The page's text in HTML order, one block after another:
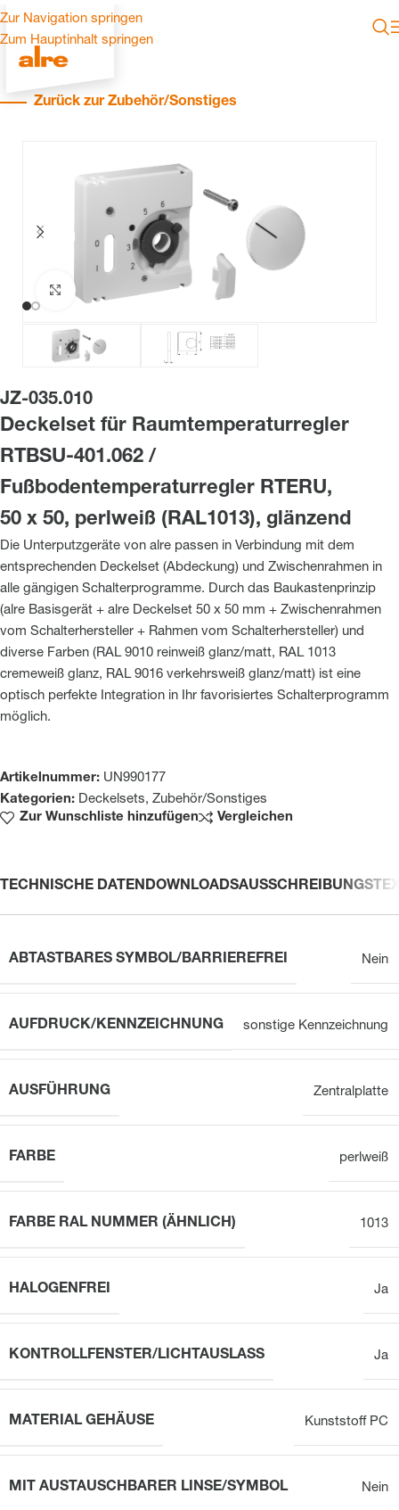
Zur Navigation springen
Zum Hauptinhalt springen
Zurück zur Zubehör/Sonstiges
JZ-035.010
Deckelset für Raumtemperaturregler
RTBSU-401.062 /
Fußbodentemperaturregler RTERU,
50 x 50, perlweiß (RAL1013), glänzend
Die Unterputzgeräte von alre passen in Verbindung mit dem
entsprechenden Deckelset (Abdeckung) und Zwischenrahmen in
alle gängigen Schalterprogramme. Durch das Baukastenprinzip
(alre Basisgerät + alre Deckelset 50 x 50 mm + Zwischenrahmen
vom Schalterhersteller + Rahmen vom Schalterhersteller) und
diverse Farben (RAL 9010 reinweiß glanz/matt, RAL 1013
cremeweiß glanz, RAL 9016 verkehrsweiß glanz/matt) ist eine
optisch perfekte Integration in Ihr favorisiertes Schalterprogramm
möglich.
Artikelnummer: UN990177
Kategorien: Deckelsets, Zubehör/Sonstiges
Zur Wunschliste hinzufügen
Vergleichen
Zum Vergrößern klicken
TECHNISCHE DATENDOWNLOADS
ABTASTBARES SYMBOL/BARRIEREFREI Nein
AUFDRUCK/KENNZEICHNUNG sonstige Kennzeichnung
AUSFÜHRUNG Zentralplatte
FARBE perlweiß
FARBE RAL NUMMER (ÄHNLICH) 1013
HALOGENFREI Ja
KONTROLLFENSTER/LICHTAUSLASS Ja
MATERIAL GEHÄUSE Kunststoff PC
MIT AUSTAUSCHBARER LINSE/SYMBOL Nein